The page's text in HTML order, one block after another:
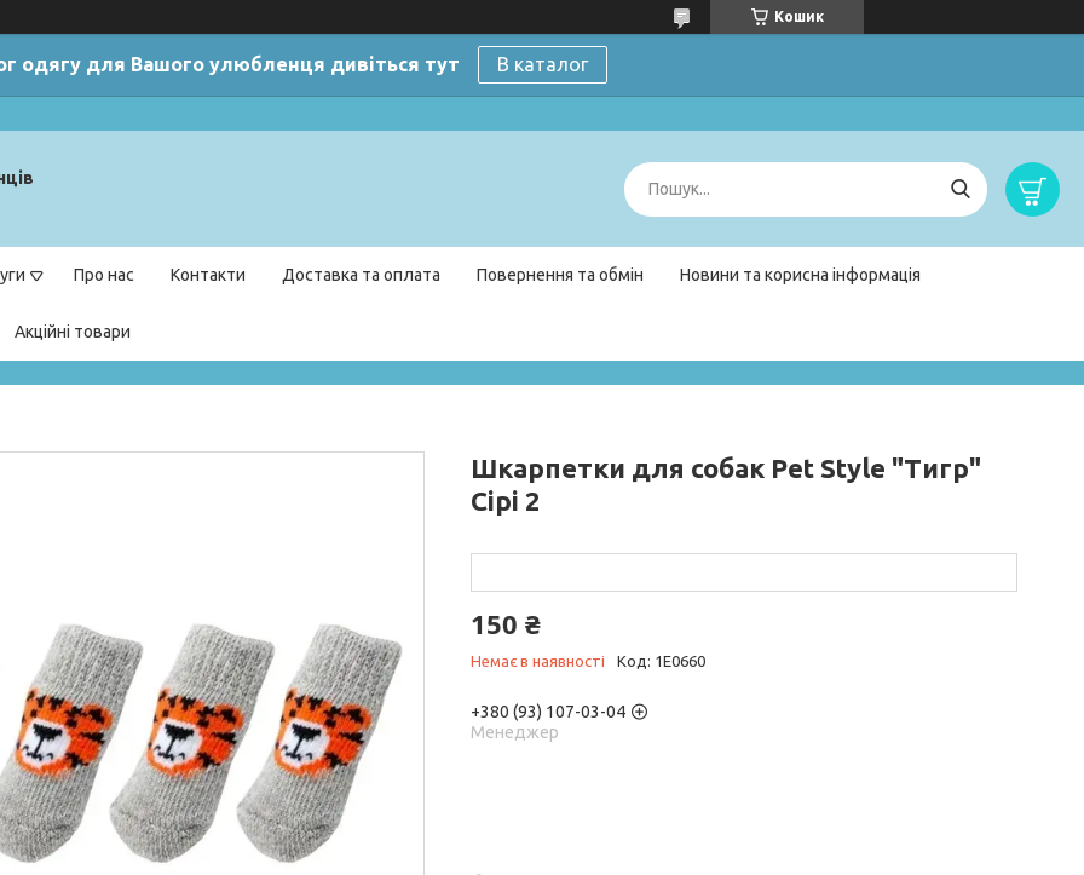
Кошик
одягу для Вашого улюбленця дивіться тут В каталог
Про нас Контакти Доставка та оплата Повернення та обмін Новини та корисна інформація
Акційні товари
Шкарпетки для собак Pet Style "Тигр"
Сірі 2
150 ₴
Немає в наявності Код: 1E0660
+380 (93) 107-03-04
Менеджер